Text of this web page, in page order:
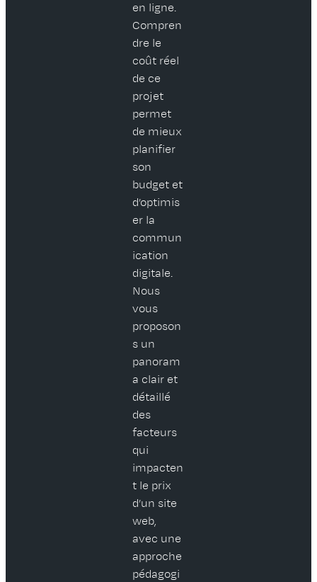
en ligne.
Compren
dre le
coût réel
de ce
projet
permet
de mieux
planifier
son
budget et
d’optimis
er la
commun
ication
digitale.
Nous
vous
proposon
s un
panoram
a clair et
détaillé
des
facteurs
qui
impacten
t le prix
d’un site
web,
avec une
approche
pédagogi